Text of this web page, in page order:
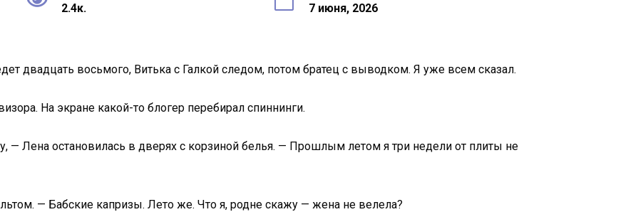
2.4к. 7 июня, 2026
двадцать восьмого, Витька с Галкой следом, потом братец с выводком. Я уже всем сказал.
На экране какой-то блогер перебирал спиннинги.
— Лена остановилась в дверях с корзиной белья. — Прошлым летом я три недели от плиты не
— Бабские капризы. Лето же. Что я, родне скажу — жена не велела?